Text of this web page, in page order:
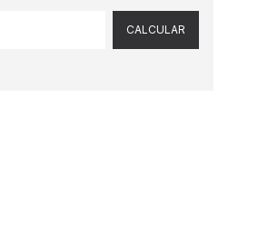
Alterar CEP
CALCULAR